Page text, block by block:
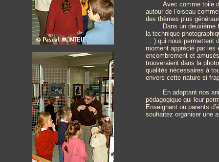
Avec comme toile
autour de l’oiseau
des thèmes plus
Dans un
la technique
… ) qui nous permettent
moment apprécié par
encombrement et
trouveraient dans la
qualités nécessaires à
envers cette nature si
En adaptant nos
pédagogique qui leur
Enseignant ou parents
souhaitez organiser une